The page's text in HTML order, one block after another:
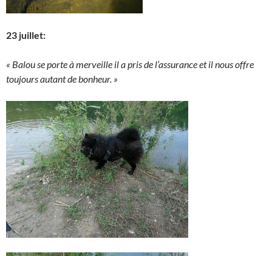
23 juillet:
« Balou se porte à merveille il a pris de l’assurance et il nous offre
toujours autant de bonheur. »